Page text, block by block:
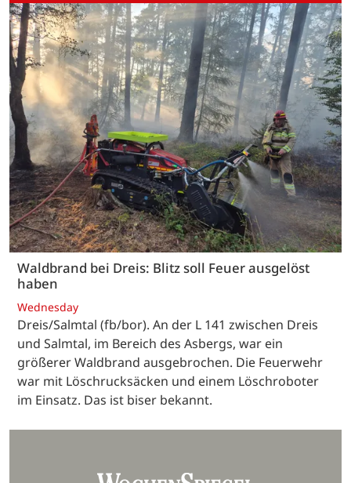
Waldbrand bei Dreis: Blitz soll Feuer ausgelöst
haben
Wednesday
Dreis/Salmtal (fb/bor). An der L 141 zwischen Dreis
und Salmtal, im Bereich des Asbergs, war ein
größerer Waldbrand ausgebrochen. Die Feuerwehr
war mit Löschrucksäcken und einem Löschroboter
im Einsatz. Das ist biser bekannt.